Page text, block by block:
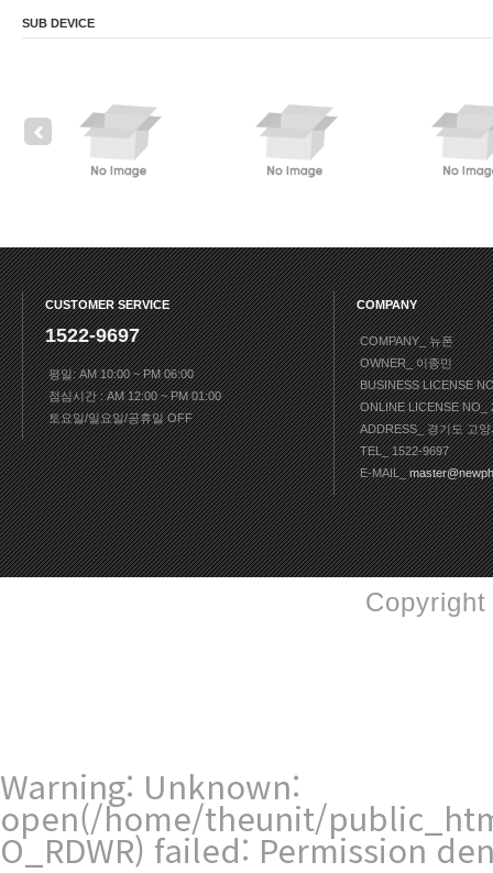
SUB DEVICE
CUSTOMER SERVICE
1522-9697
평일: AM 10:00 ~ PM 06:00
점심시간 : AM 12:00 ~ PM 01:00
토요일/일요일/공휴일 OFF
COMPANY
COMPANY_ 뉴폰
OWNER_ 이종민
BUSINESS LICENSE
ONLINE LICENSE NO_
ADDRESS_ 경기도 고
TEL_ 1522-9697
E-MAIL_
Warning: Unknown:
open(/home/theunit/
O_RDWR) failed: Permission